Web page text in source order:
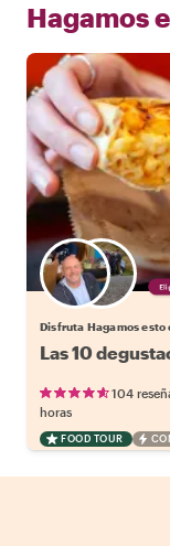
Hagamos
Elige
Disfruta Hagamos
Las 10
104
horas
FOOD TOUR